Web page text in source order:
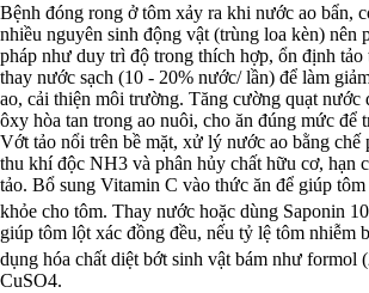
Bệnh đóng rong ở tôm xảy ra khi nước ao bẩn,
nhiều nguyên sinh động vật (trùng loa kèn) nên
pháp như duy trì độ trong thích hợp, ổn định tảo
thay nước sạch (10 - 20% nước/ lần) để làm
ao, cải thiện môi trường. Tăng cường quạt nước
ôxy hòa tan trong ao nuôi, cho ăn đúng mức để
Vớt tảo nổi trên bề mặt, xử lý nước ao bằng chế
thu khí độc NH3 và phân hủy chất hữu cơ, hạn
tảo. Bổ sung Vitamin C vào thức ăn để giúp tôm
khỏe cho tôm. Thay nước hoặc dùng Saponin
giúp tôm lột xác đồng đều, nếu tỷ lệ tôm nhiễm
dụng hóa chất diệt bớt sinh vật bám như formol
CuSO4.